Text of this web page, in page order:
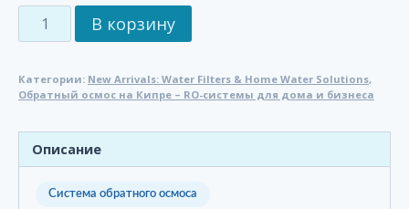
Количество
товара
Helia
800
GPD
обратного
В корзину
Категории: New Arrivals: Water Filters & Home Water Solutions,
Обратный осмос на Кипре – RO-системы для дома и бизнеса
Описание
Система обратного осмоса